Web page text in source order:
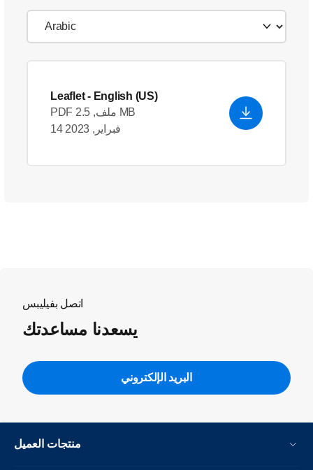
Leaflet- English (US)
PDF ملف, 2.5 MB
14 فبراير, 2023
اتصل بفيليبس
يسعدنا مساعدتك
البريد الإلكتروني
منتجات العميل